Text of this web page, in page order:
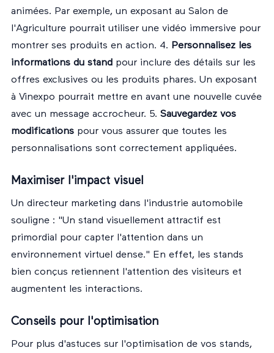
animées. Par exemple, un exposant au Salon de
l'Agriculture pourrait utiliser une vidéo immersive pour
montrer ses produits en action. 4. Personnalisez les
informations du stand pour inclure des détails sur les
offres exclusives ou les produits phares. Un exposant
à Vinexpo pourrait mettre en avant une nouvelle cuvée
avec un message accrocheur. 5. Sauvegardez vos
modifications pour vous assurer que toutes les
personnalisations sont correctement appliquées.
Maximiser l'impact visuel
Un directeur marketing dans l'industrie automobile
souligne : "Un stand visuellement attractif est
primordial pour capter l'attention dans un
environnement virtuel dense." En effet, les stands
bien conçus retiennent l'attention des visiteurs et
augmentent les interactions.
Conseils pour l'optimisation
Pour plus d'astuces sur l'optimisation de vos stands,